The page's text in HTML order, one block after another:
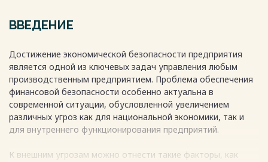
3.2. Рекомендации по оценки СЭБП 70
Заключение 83
Приложение 93
Весь текст будет доступенпосле покупки
ВВЕДЕНИЕ
Достижение экономической безопасности предприятия
является одной из ключевых задач управления любым
производственным предприятием. Проблема обеспечения
финансовой безопасности особенно актуальна в
современной ситуации, обусловленной увеличением
различных угроз как для национальной экономики, так и
для внутреннего функционирования предприятий.
К внешним угрозам можно отнести такие факторы, как